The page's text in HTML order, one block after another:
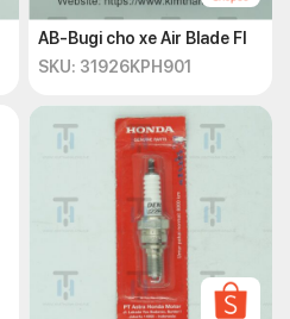
AB-Bugi cho xe Air Blade FI
SKU: 31926KPH901